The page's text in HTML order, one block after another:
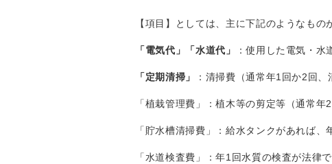
【項目】としては、主に下記のようなもの
「電気代」「水道代」 ：使用した電気・水
「定期清掃」 ：清掃費（通常年1回か2回、
「植栽管理費」：植木等の剪定等（通常年2
「貯水槽清掃費」：給水タンクがあれば
「水道検査費」：年1回水質の検査が法律